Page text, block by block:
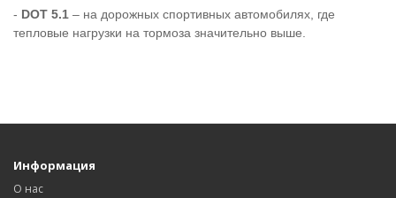
- DOT 5.1 – на дорожных спортивных автомобилях, где
тепловые нагрузки на тормоза значительно выше.
Информация
О нас